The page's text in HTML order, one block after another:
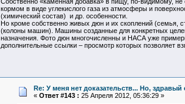
кормом в виде углекислого газа из атмосферы и
(химический состав) и др. особенности.
Но кроме собственно живых дюн и их скоплений (семья,
(колоны машин). Машины созданные для конкретных
назначения. Фото дюн многочисленны и НАСА уже
дополнительные ссылки – просмотр которых позволяет
Re: У меня нет доказательств... Но,
« Ответ #143 : 25 Апреля 2012, 05:36:29 »